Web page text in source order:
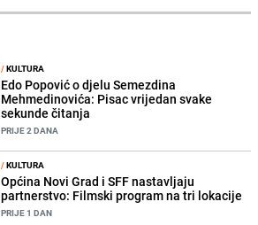
/KULTURA
Edo Popović o djelu Semezdina
Mehmedinovića: Pisac vrijedan svake
sekunde čitanja
PRIJE 2 DANA
/KULTURA
Općina Novi Grad i SFF nastavljaju
partnerstvo: Filmski program na tri lokacije
PRIJE 1 DAN